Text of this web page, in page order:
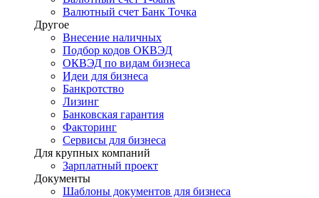
Валютный счет Банк Точка
Другое
Внесение наличных
Подбор кодов ОКВЭД
ОКВЭД по видам бизнеса
Идеи для бизнеса
Банкротство
Лизинг
Банковская гарантия
Факторинг
Сервисы для бизнеса
Для крупных компаний
Зарплатный проект
Документы
Шаблоны документов для бизнеса